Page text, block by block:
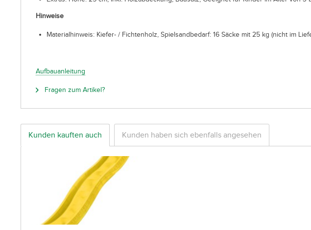
Hinweise
Materialhinweis: Kiefer- / Fichtenholz, Spielsandbedarf: 16 Säcke mit 25 kg (nicht im
Aufbauanleitung
Fragen zum Artikel?
Kunden kauften auch Kunden haben sich ebenfalls angesehen